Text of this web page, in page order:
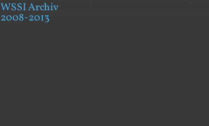
WSSI Archiv
2008-2013